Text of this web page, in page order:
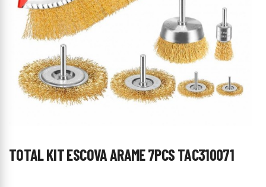
TOTAL KIT ESCOVA ARAME 7PCS TAC310071